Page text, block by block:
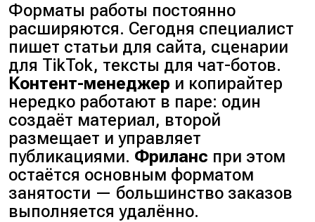
Форматы работы постоянно
расширяются. Сегодня специалист
пишет статьи для сайта, сценарии
для TikTok, тексты для чат-ботов.
Контент-менеджер и копирайтер
нередко работают в паре: один
создаёт материал, второй
размещает и управляет
публикациями. Фриланс при этом
остаётся основным форматом
занятости — большинство заказов
выполняется удалённо.